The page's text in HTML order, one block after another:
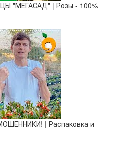
"МЕГАСАД" | Розы - 100%
| Распаковка и